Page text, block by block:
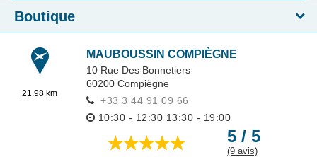
Boutique
21.98 km
MAUBOUSSIN COMPIÈGNE
10 Rue Des Bonnetiers
60200 Compiègne
+33 3 44 91 09 66
10:30 - 12:30 13:30 - 19:00
5 / 5
(9 avis)